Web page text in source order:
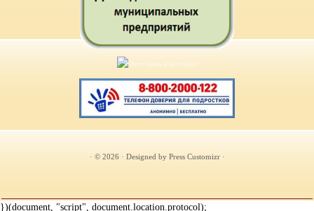
· © 2026 · Designed by Press Customizr·
})(document, "script", document.location.protocol);